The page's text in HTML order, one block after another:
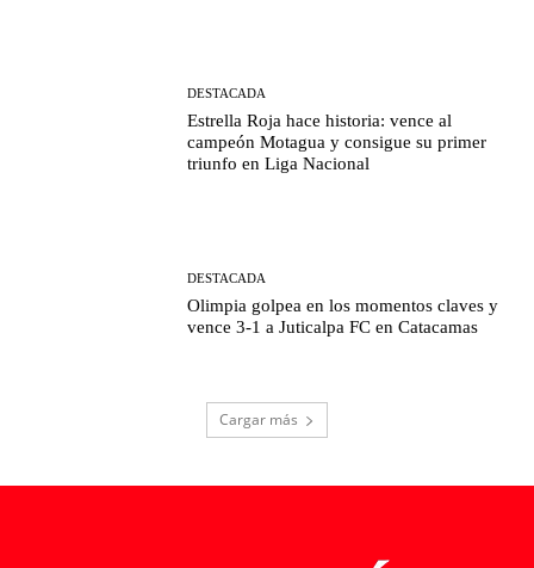
DESTACADA
Estrella Roja hace historia: vence al
campeón Motagua y consigue su primer
triunfo en Liga Nacional
DESTACADA
Olimpia golpea en los momentos claves y
vence 3-1 a Juticalpa FC en Catacamas
Cargar más